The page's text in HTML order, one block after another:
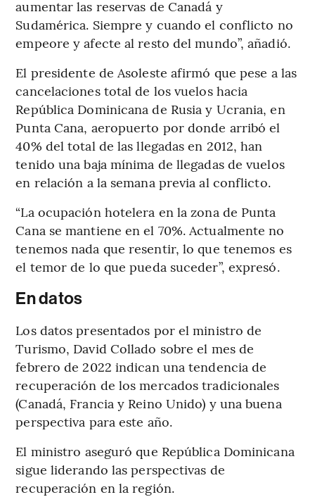
aumentar las reservas de Canadá y
Sudamérica. Siempre y cuando el conflicto no
empeore y afecte al resto del mundo”, añadió.
El presidente de Asoleste afirmó que pese a las
cancelaciones total de los vuelos hacia
República Dominicana de Rusia y Ucrania, en
Punta Cana, aeropuerto por donde arribó el
40% del total de las llegadas en 2012, han
tenido una baja mínima de llegadas de vuelos
en relación a la semana previa al conflicto.
“La ocupación hotelera en la zona de Punta
Cana se mantiene en el 70%. Actualmente no
tenemos nada que resentir, lo que tenemos es
el temor de lo que pueda suceder”, expresó.
En datos
Los datos presentados por el ministro de
Turismo, David Collado sobre el mes de
febrero de 2022 indican una tendencia de
recuperación de los mercados tradicionales
(Canadá, Francia y Reino Unido) y una buena
perspectiva para este año.
El ministro aseguró que República Dominicana
sigue liderando las perspectivas de
recuperación en la región.